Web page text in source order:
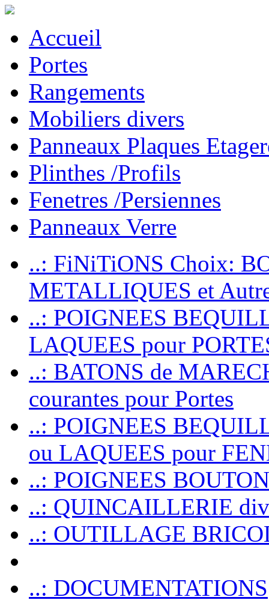
Accueil
Portes
Rangements
Mobiliers divers
Panneaux Plaques
Plinthes /Profils
Fenetres /Persiennes
Panneaux Verre
..: FiNiTiONS Choix:
METALLIQUES et
..: POIGNEES
LAQUEES pour
..: BATONS de
courantes pour Portes
..: POIGNEES
ou LAQUEES pour
..: POIGNEES
..: QUINCAILLERIE
..: OUTILLAGE
..: DOCUMENTATIONS